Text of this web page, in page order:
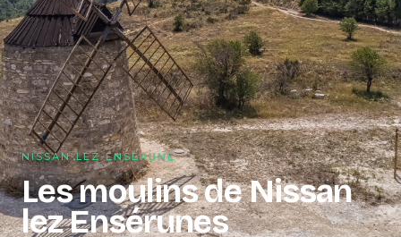
NISSAN-LEZ-ENSERUNE
Les moulins de Nissan
lez Ensérunes